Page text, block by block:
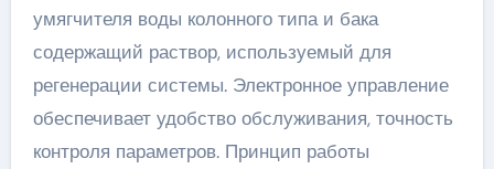
умягчителя воды колонного типа и бака
содержащий раствор, используемый для
регенерации системы. Электронное управление
обеспечивает удобство обслуживания, точность
контроля параметров. Принцип работы